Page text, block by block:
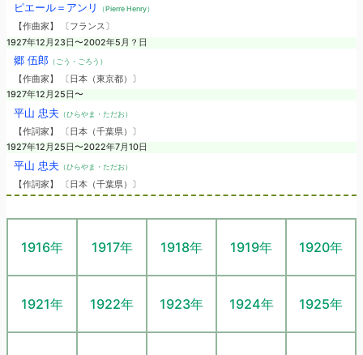
ピエール＝アンリ （Pierre Henry）
【作曲家】 〔フランス〕
1927年12月23日〜2002年5月？日
郷 伍郎（ごう・ごろう）
【作曲家】 〔日本（東京都）〕
1927年12月25日〜
平山 忠夫 （ひらやま・ただお）
【作詞家】 〔日本（千葉県）〕
1927年12月25日〜2022年7月10日
平山 忠夫 （ひらやま・ただお）
【作詞家】 〔日本（千葉県）〕
1916年 1917年 1918年 1919年 1920年
1921年 1922年 1923年 1924年 1925年